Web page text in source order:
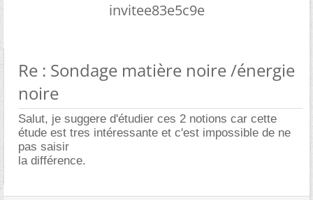
invitee83e5c9e
Re : Sondage matière noire /énergie
noire
Salut, je suggere d'étudier ces 2 notions car cette
étude est tres intéressante et c'est impossible de ne
pas saisir
la différence.